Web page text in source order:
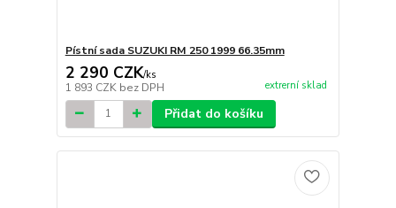
Pístní sada SUZUKI RM 250 1999 66.35mm
2 290 CZK/ks
1 893 CZK bez DPH extrerní sklad
Přidat do košíku